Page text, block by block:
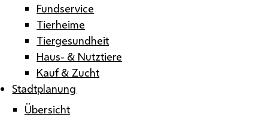
Fundservice
Tierheime
Tiergesundheit
Haus- & Nutztiere
Kauf & Zucht
Stadtplanung
Übersicht